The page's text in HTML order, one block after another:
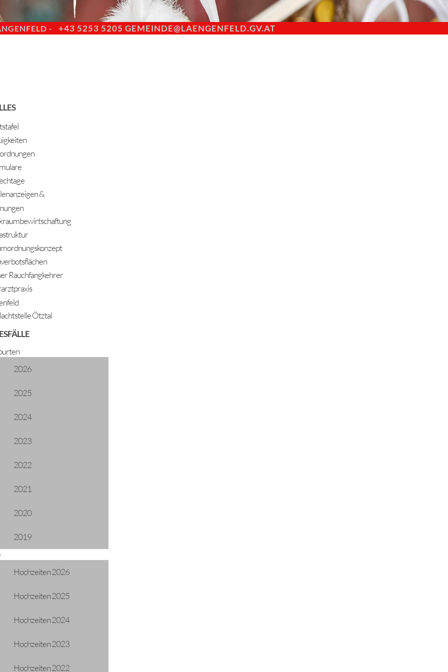
- +43 5253 5205 GEMEINDE@LAENGENFELD.GV.AT
&
Rauchfangkehrer
Ötztal
2026
2025
2024
2023
2022
2021
2020
2019
Hochzeiten 2026
Hochzeiten 2025
Hochzeiten 2024
Hochzeiten 2023
Hochzeiten 2022